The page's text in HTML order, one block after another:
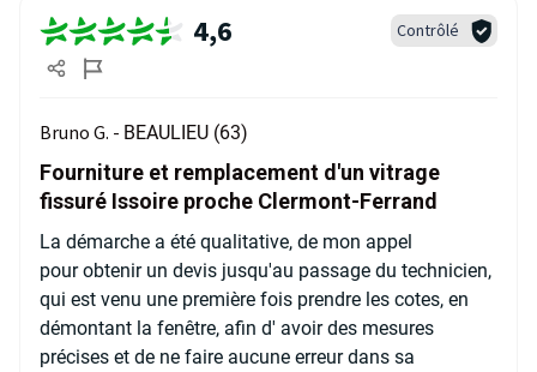
4,6 Contrôlé
Bruno G. - BEAULIEU (63)
Fourniture et remplacement d'un vitrage
fissuré Issoire proche Clermont-Ferrand
La démarche a été qualitative, de mon appel
pour obtenir un devis jusqu'au passage du technicien,
qui est venu une première fois prendre les cotes, en
démontant la fenêtre, afin d' avoir des mesures
précises et de ne faire aucune erreur dans sa